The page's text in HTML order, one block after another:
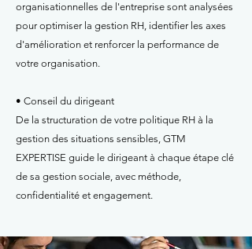
organisationnelles de l'entreprise sont analysées
pour optimiser la gestion RH, identifier les axes
d'amélioration et renforcer la performance de
votre organisation.
• Conseil du dirigeant
De la structuration de votre politique RH à la
gestion des situations sensibles, GTM
EXPERTISE guide le dirigeant à chaque étape clé
de sa gestion sociale, avec méthode,
confidentialité et engagement.